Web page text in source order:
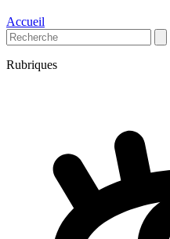
Accueil
Rubriques